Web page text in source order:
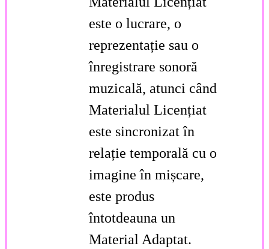
este o lucrare, o
reprezentație sau o
înregistrare sonoră
muzicală, atunci când
Materialul Licențiat
este sincronizat în
relație temporală cu o
imagine în mișcare,
este produs
întotdeauna un
Material Adaptat.